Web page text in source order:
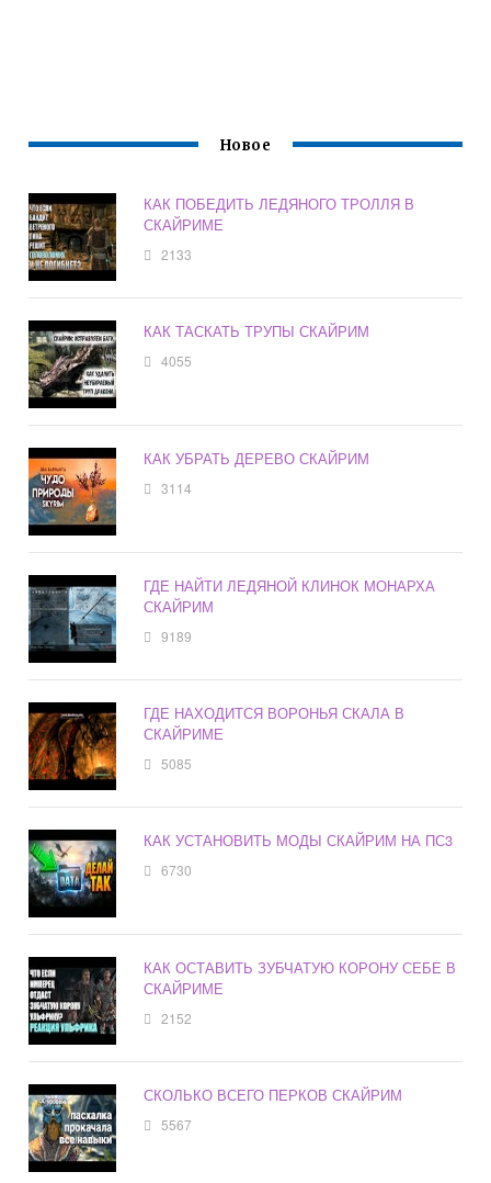
Новое
КАК ПОБЕДИТЬ ЛЕДЯНОГО ТРОЛЛЯ В
СКАЙРИМЕ
2133
КАК ТАСКАТЬ ТРУПЫ СКАЙРИМ
4055
КАК УБРАТЬ ДЕРЕВО СКАЙРИМ
3114
ГДЕ НАЙТИ ЛЕДЯНОЙ КЛИНОК МОНАРХА
СКАЙРИМ
9189
ГДЕ НАХОДИТСЯ ВОРОНЬЯ СКАЛА В
СКАЙРИМЕ
5085
КАК УСТАНОВИТЬ МОДЫ СКАЙРИМ НА ПС3
6730
КАК ОСТАВИТЬ ЗУБЧАТУЮ КОРОНУ СЕБЕ В
СКАЙРИМЕ
2152
СКОЛЬКО ВСЕГО ПЕРКОВ СКАЙРИМ
5567